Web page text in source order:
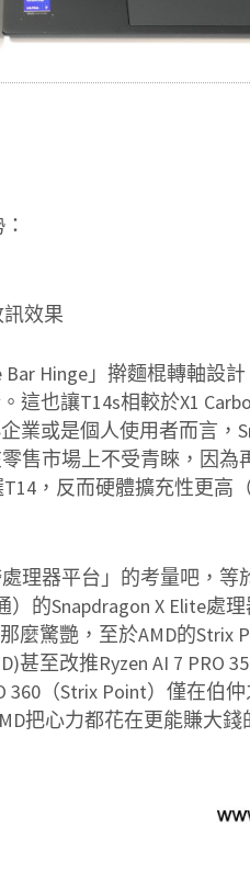
訊效果
Hinge」擀麵棍轉軸設計
也讓T14s相較於X1
業或是個人使用者而言，
售市場上不受青睞，因為
，反而硬體擴充性更高
理器平台」的考量吧，等
的Snapdragon X Elite處
麼驚艷，至於AMD的Strix
至改推Ryzen AI 7 PRO
360（Strix Point）僅在伯
把心力都花在更能賺大